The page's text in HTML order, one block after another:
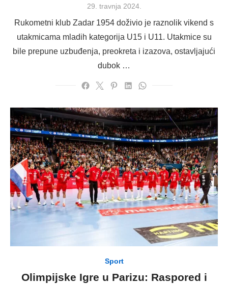
Posted
29. travnja 2024.
Rukometni klub Zadar 1954 doživio je raznolik vikend s
utakmicama mladih kategorija U15 i U11. Utakmice su
bile prepune uzbuđenja, preokreta i izazova, ostavljajući
dubok …
Sport
Olimpijske Igre u Parizu: Raspored i